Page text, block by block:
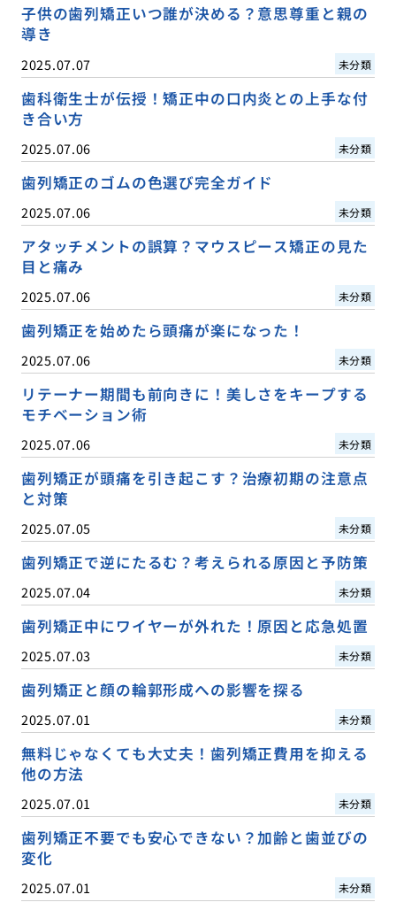
子供の歯列矯正いつ誰が決める？意思尊重と親の
導き
2025.07.07 未分類
歯科衛生士が伝授！矯正中の口内炎との上手な付
き合い方
2025.07.06 未分類
歯列矯正のゴムの色選び完全ガイド
2025.07.06 未分類
アタッチメントの誤算？マウスピース矯正の見た
目と痛み
2025.07.06 未分類
歯列矯正を始めたら頭痛が楽になった！
2025.07.06 未分類
リテーナー期間も前向きに！美しさをキープする
モチベーション術
2025.07.06 未分類
歯列矯正が頭痛を引き起こす？治療初期の注意点
と対策
2025.07.05 未分類
歯列矯正で逆にたるむ？考えられる原因と予防策
2025.07.04 未分類
歯列矯正中にワイヤーが外れた！原因と応急処置
2025.07.03 未分類
歯列矯正と顔の輪郭形成への影響を探る
2025.07.01 未分類
無料じゃなくても大丈夫！歯列矯正費用を抑える
他の方法
2025.07.01 未分類
歯列矯正不要でも安心できない？加齢と歯並びの
変化
2025.07.01 未分類